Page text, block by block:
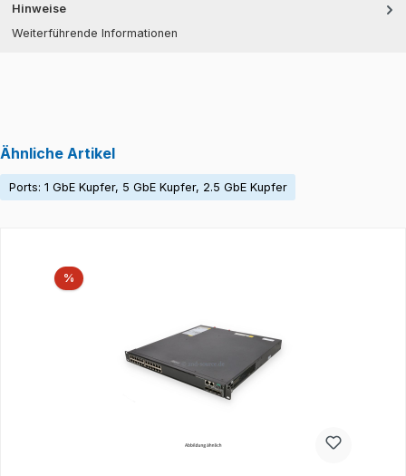
Hinweise
Weiterführende Informationen
Ähnliche Artikel
Ports: 1 GbE Kupfer, 5 GbE Kupfer, 2.5 GbE Kupfer
%Rabatt